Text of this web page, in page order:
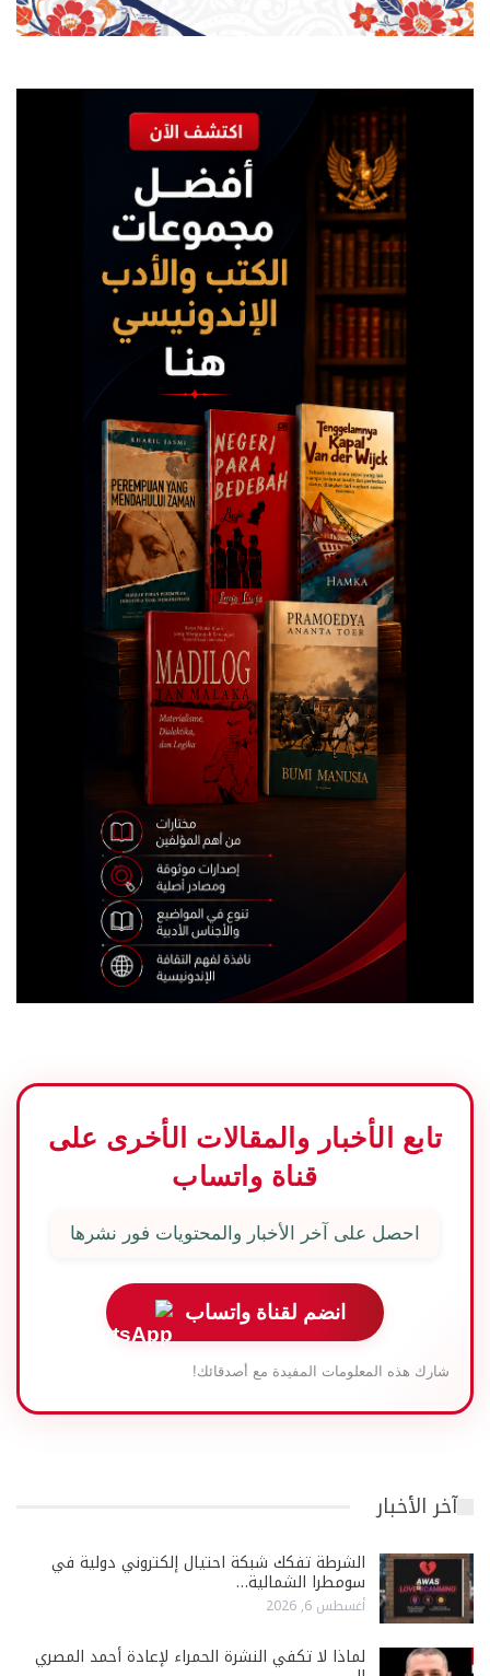
تابع الأخبار والمقالات الأخرى على
قناة واتساب
احصل على آخر الأخبار والمحتويات فور نشرها
انضم لقناة واتساب
شارك هذه المعلومات المفيدة مع أصدقائك!
آخر الأخبار
الشرطة تفكك شبكة احتيال إلكتروني دولية في
سومطرا الشمالية…
أغسطس 6, 2026
لماذا لا تكفي النشرة الحمراء لإعادة أحمد المصري